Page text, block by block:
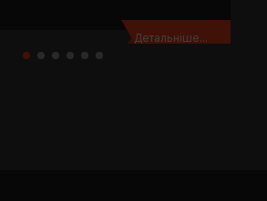
Детальніше...